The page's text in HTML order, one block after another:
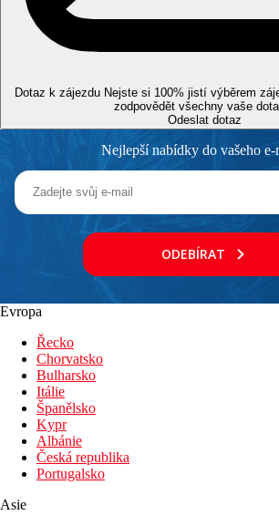
Dotaz k zájezdu Nejste si 100% jistí výběrem
zodpovědět všechny vaše
Odeslat dotaz
Nejlepší nabídky do vašeho e-
ODEBÍRAT
Evropa
Řecko
Chorvatsko
Bulharsko
Itálie
Španělsko
Kypr
Albánie
Česká republika
Portugalsko
Asie